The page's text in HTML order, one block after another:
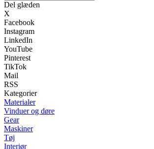
Del glæden
X
Facebook
Instagram
LinkedIn
YouTube
Pinterest
TikTok
Mail
RSS
Kategorier
Materialer
Vinduer og døre
Gear
Maskiner
Tøj
Interiør